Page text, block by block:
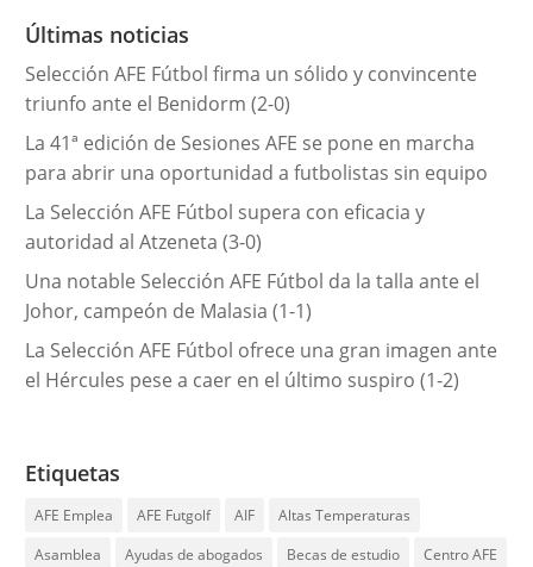
r
a
s
Últimas noticias
Selección AFE Fútbol firma un sólido y convincente
triunfo ante el Benidorm (2-0)
La 41ª edición de Sesiones AFE se pone en marcha
para abrir una oportunidad a futbolistas sin equipo
La Selección AFE Fútbol supera con eficacia y
autoridad al Atzeneta (3-0)
Una notable Selección AFE Fútbol da la talla ante el
Johor, campeón de Malasia (1-1)
La Selección AFE Fútbol ofrece una gran imagen ante
el Hércules pese a caer en el último suspiro (1-2)
Etiquetas
AFE Emplea AFE Futgolf AIF
Altas Temperaturas
Asamblea
Ayudas de abogados Becas de estudio
Centro AFE